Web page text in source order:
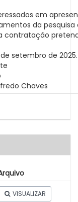
em
da
contratação
setembro de 2025.
Chaves
VISUALIZAR